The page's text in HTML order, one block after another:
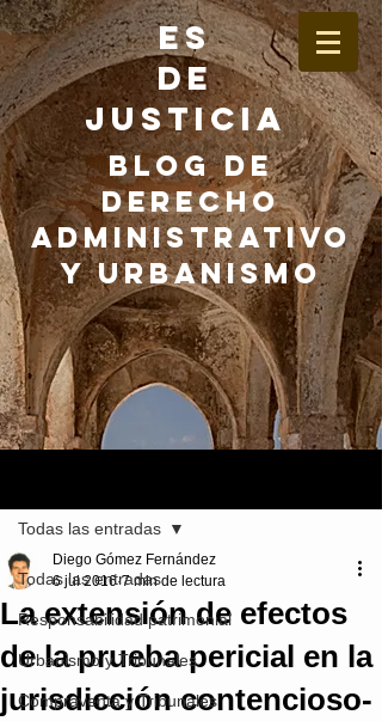
ES
DE
JUSTICIA
BLOG DE
DERECHO
ADMINISTRATIVO
Y URBANISMO
Todas las entradas
Responsabilidad patrimonial
Urbanismo y Tribunales
Compraventa y Tribunales
Todas las entradas
La extensión de efectos
de la prueba pericial en la
jurisdicción contencioso-
Diego Gómez Fernández
6 jul 2016 7 min de lectura